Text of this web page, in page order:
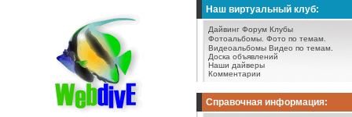
Наш виртуальный клуб:
Дайвинг Форум Клубы
Фотоальбомы. Фото по темам.
Видеоальбомы Видео по темам.
Доска объявлений
Наши дайверы
Комментарии
Справочная информация: